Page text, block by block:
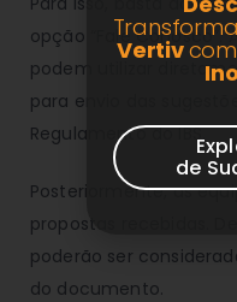
opção “Fale
podem utilizar
para envio das
Regulamento do IBS.
Posteriormente, as
propostas recebidas.
poderão ser
do documento.
Vertivcom
de